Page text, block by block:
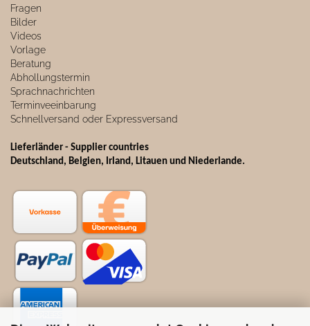
Fragen
Bilder
Videos
Vorlage
Beratung
Abhollungstermin
Sprachnachrichten
Terminveeinbarung
Schnellversand oder Expressversand
Lieferländer - Supplier countries
Deutschland, Belgien, Irland, Litauen und Niederlande.